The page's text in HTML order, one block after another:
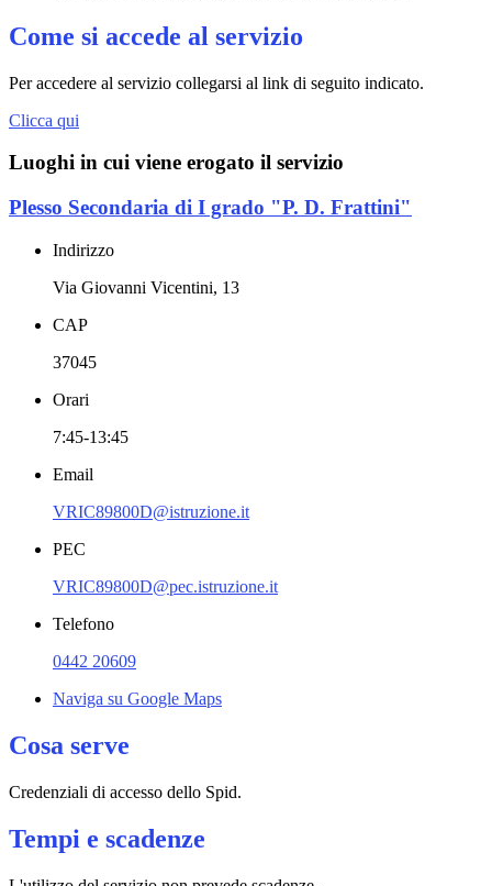
Come si accede al servizio
Per accedere al servizio collegarsi al link di seguito indicato.
Clicca qui
Luoghi in cui viene erogato il servizio
Plesso Secondaria di I grado "P. D. Frattini"
Indirizzo
Via Giovanni Vicentini, 13
CAP
37045
Orari
7:45-13:45
Email
VRIC89800D@istruzione.it
PEC
VRIC89800D@pec.istruzione.it
Telefono
0442 20609
Naviga su Google Maps
Cosa serve
Credenziali di accesso dello Spid.
Tempi e scadenze